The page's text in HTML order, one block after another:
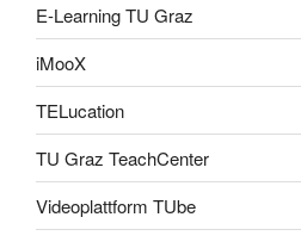
E-Learning TU Graz
iMooX
TELucation
TU Graz TeachCenter
Videoplattform TUbe